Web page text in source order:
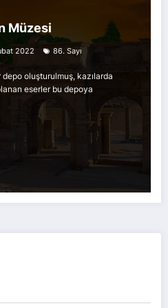
Müzesi
2022 86. Sayı
depo oluşturulmuş, kazılarda
eserler bu depoya